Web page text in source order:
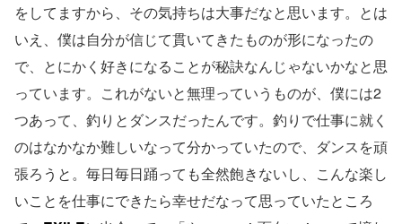
をしてますから、その気持ちは大事だなと思います。とは
いえ、僕は自分が信じて貫いてきたものが形になったの
で、とにかく好きになることが秘訣なんじゃないかなと思
っています。これがないと無理っていうものが、僕には2
つあって、釣りとダンスだったんです。釣りで仕事に就く
のはなかなか難しいなって分かっていたので、ダンスを頑
張ろうと。毎日毎日踊っても全然飽きないし、こんな楽し
いことを仕事にできたら幸せだなって思っていたところ